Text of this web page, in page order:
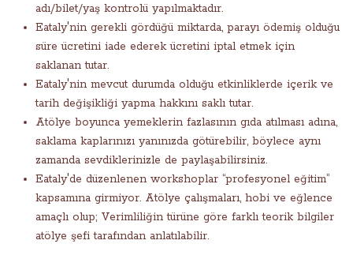
adı/bilet/yaş kontrolü yapılmaktadır.
Eataly'nin gerekli gördüğü miktarda, parayı ödemiş olduğu
süre ücretini iade ederek ücretini iptal etmek için
saklanan tutar.
Eataly'nin mevcut durumda olduğu etkinliklerde içerik ve
tarih değişikliği yapma hakkını saklı tutar.
Atölye boyunca yemeklerin fazlasının gıda atılması adına,
saklama kaplarınızı yanınızda götürebilir, böylece aynı
zamanda sevdiklerinizle de paylaşabilirsiniz.
Eataly'de düzenlenen workshoplar “profesyonel eğitim”
kapsamına girmiyor. Atölye çalışmaları, hobi ve eğlence
amaçlı olup; Verimliliğin türüne göre farklı teorik bilgiler
atölye şefi tarafından anlatılabilir.